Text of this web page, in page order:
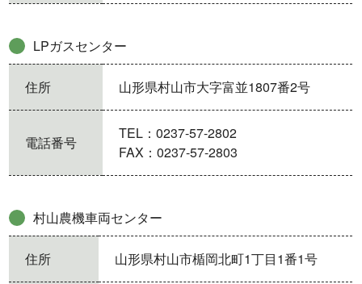
LPガスセンター
住所 山形県村山市大字富並1807番2号
電話番号
TEL：0237-57-2802
FAX：0237-57-2803
村山農機車両センター
住所 山形県村山市楯岡北町1丁目1番1号